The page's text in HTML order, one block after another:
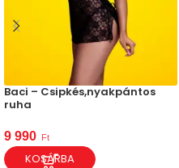
Baci – Csipkés,nyakpántos
ruha
9 990 Ft
KOSÁRBA